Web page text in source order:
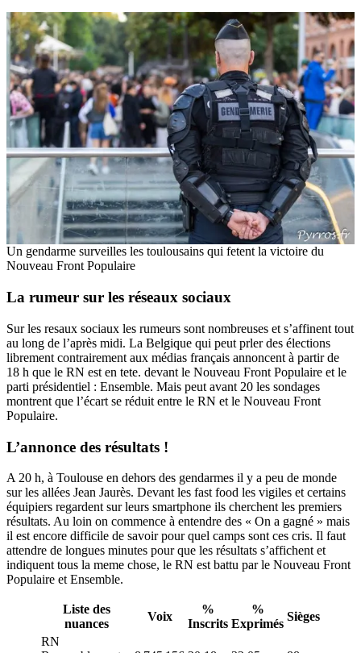
Un gendarme surveilles les toulousains qui fetent la victoire du
Nouveau Front Populaire
La rumeur sur les réseaux sociaux
Sur les resaux sociaux les rumeurs sont nombreuses et s’affinent tout
au long de l’après midi. La Belgique qui peut prler des élections
librement contrairement aux médias français annoncent à partir de
18 h que le RN est en tete. devant le Nouveau Front Populaire et le
parti présidentiel : Ensemble. Mais peut avant 20 les sondages
montrent que l’écart se réduit entre le RN et le Nouveau Front
Populaire.
L’annonce des résultats !
A 20 h, à Toulouse en dehors des gendarmes il y a peu de monde
sur les allées Jean Jaurès. Devant les fast food les vigiles et certains
équipiers regardent sur leurs smartphone ils cherchent les premiers
résultats. Au loin on commence à entendre des « On a gagné » mais
il est encore difficile de savoir pour quel camps sont ces cris. Il faut
attendre de longues minutes pour que les résultats s’affichent et
indiquent tous la meme chose, le RN est battu par le Nouveau Front
Populaire et Ensemble.
Liste des
nuances
Voix
%
Inscrits
%
Exprimés
Sièges
RN